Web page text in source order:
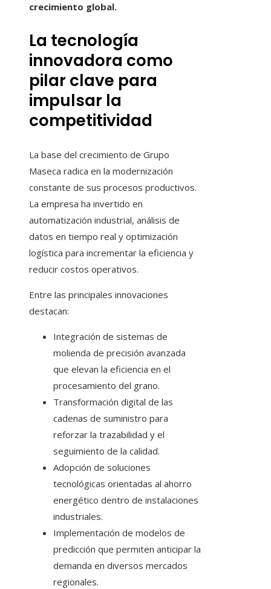
crecimiento global.
La tecnología
innovadora como
pilar clave para
impulsar la
competitividad
La base del crecimiento de Grupo
Maseca radica en la modernización
constante de sus procesos productivos.
La empresa ha invertido en
automatización industrial, análisis de
datos en tiempo real y optimización
logística para incrementar la eficiencia y
reducir costos operativos.
Entre las principales innovaciones
destacan:
Integración de sistemas de
molienda de precisión avanzada
que elevan la eficiencia en el
procesamiento del grano.
Transformación digital de las
cadenas de suministro para
reforzar la trazabilidad y el
seguimiento de la calidad.
Adopción de soluciones
tecnológicas orientadas al ahorro
energético dentro de instalaciones
industriales.
Implementación de modelos de
predicción que permiten anticipar la
demanda en diversos mercados
regionales.